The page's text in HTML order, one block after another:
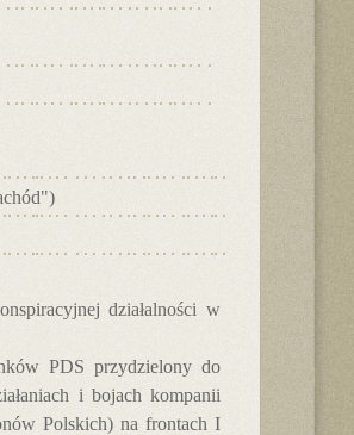
działalności w
PDS przydzielony do
i bojach kompanii
Polskich) na frontach I